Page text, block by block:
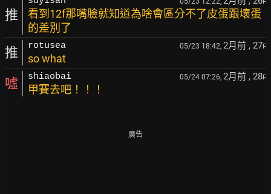
推
看到12f那嘴臉就知道為啥會區分不了皮蛋跟壞蛋
的差別了
推 rotusea 05/23 18:42, 2月前 , 27F
so what
噓 shiaobai 05/24 07:26, 2月前 , 28F
甲賽去吧！！！
廣告